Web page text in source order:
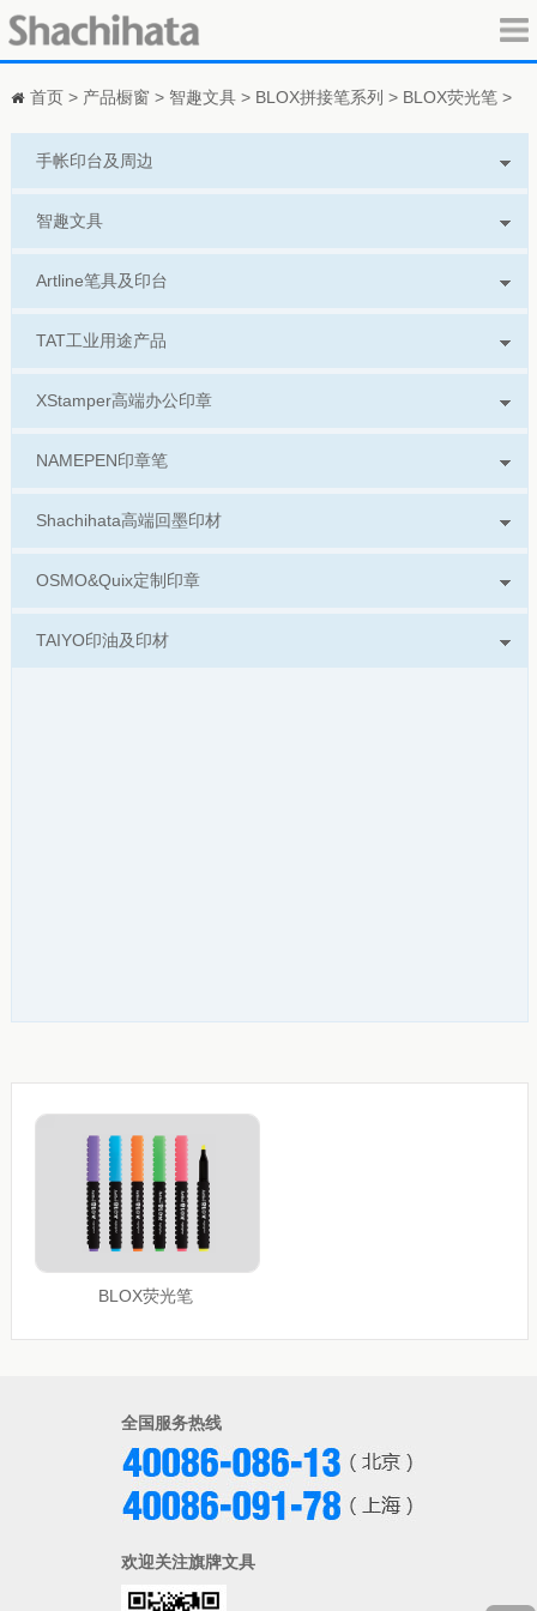
首页> 产品橱窗 > 智趣文具> BLOX拼接笔系列 > BLOX荧光笔>
手帐印台及周边
智趣文具
Artline笔具及印台
TAT工业用途产品
XStamper高端办公印章
NAMEPEN印章笔
Shachihata高端回墨印材
OSMO&Quix定制印章
TAIYO印油及印材
BLOX荧光笔
全国服务热线
欢迎关注旗牌文具